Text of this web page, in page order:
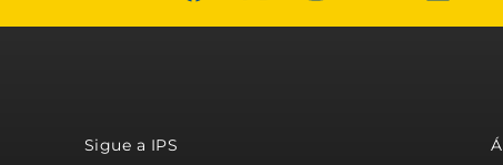
Sigue a IPS